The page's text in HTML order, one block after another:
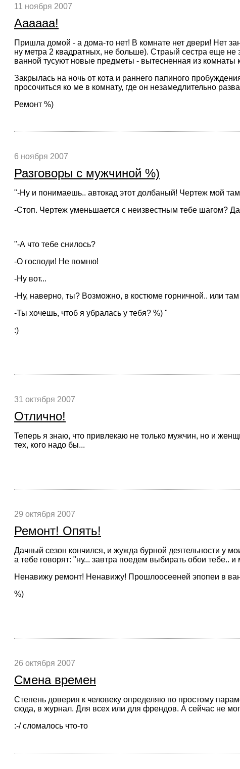
11 ноября 2007
Аааааа!
Пришла домой - а дома-то нет! В комнате нет двери! Нет
ну метра 2 квадратных, не больше). Страый сестра еще не
ванной тусуют новые предметы - вытесненная из комнаты
Закрылась на ночь от кота и раннего папиного
просочиться ко ме в комнату, где он незамедлительно
Ремонт %)
6 ноября 2007
Разговоры с мужчиной %)
"-Ну и понимаешь.. автокад этот долбаный! Чертеж мой
-Стоп. Чертеж уменьшается с неизвестным тебе шагом?
"-А что тебе снилось?
-О господи! Не помню!
-Ну вот...
-Ну, наверно, ты? Возможно, в костюме горничной.. или там
-Ты хочешь, чтоб я убралась у тебя? %) "
:)
31 октября 2007
Отлично!
Теперь я знаю, что привлекаю не только мужчин, но и
тех, кого надо бы...
29 октября 2007
Ремонт! Опять!
Дачный сезон кончился, и жужда бурной деятельности у
а тебе говорят: "ну... завтра поедем выбирать обои тебе..
Ненавижу ремонт! Ненавижу! Прошлоосееней эпопеи в
%)
26 октября 2007
Смена времен
Степень доверия к человеку определяю по простому
сюда, в журнал. Для всех или для френдов. А сейчас не
:-/ сломалось что-то